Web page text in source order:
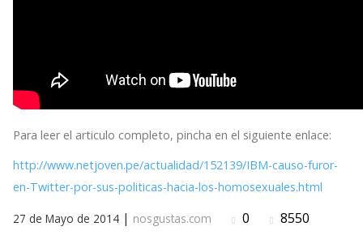
Para leer el articulo completo, pincha en el siguiente enlace:
http://www.netjoven.pe/actualidad/152139/IBM-causo-furor-
en-Twitter-por-sus-politicas-hacia-los-homosexuales.html
27 de Mayo de 2014 | nosgustas.com 0 8550